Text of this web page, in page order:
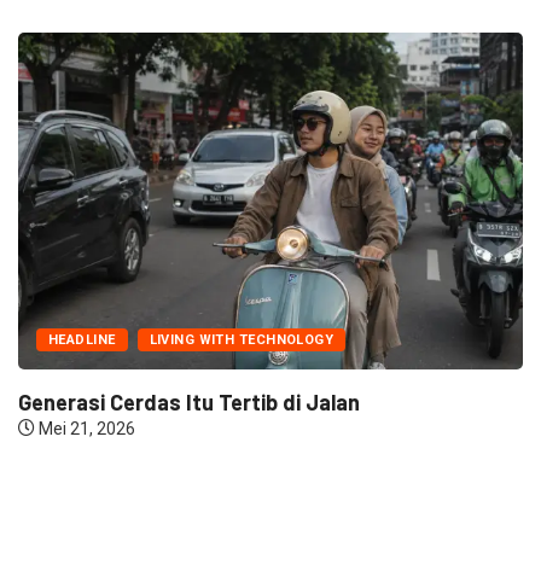
HEADLINE LIVING WITH TECHNOLOGY
Generasi Cerdas Itu Tertib di Jalan
Mei 21, 2026